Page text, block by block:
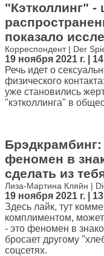
"Кэтколлинг" -
показало
Корреспондент | Der
19 ноября 2021 г. |
Речь идет о
физического
уже становились
"кэтколлинга" в
феномен в
сделать из
Лиза-Мартина Кляйн |
19 ноября 2021 г. |
Здесь лайк, тут
комплиментом,
- это феномен в
бросает другому
соцсетях.